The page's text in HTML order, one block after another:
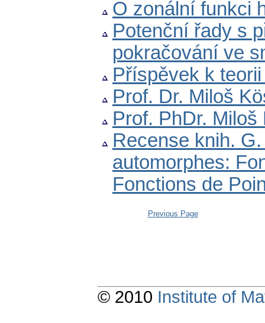
O zonální funkci
Potenční řady s
pokračování ve
Příspěvek k
Prof. Dr. Miloš
Prof. PhDr.
Recense knih.
automorphes:
Fonctions de
Previous Page
© 2010 Institute of